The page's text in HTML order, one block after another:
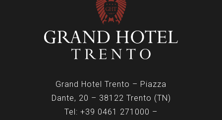
Grand Hotel Trento – Piazza
Dante, 20 – 38122 Trento (TN)
Tel: +39 0461 271000 –